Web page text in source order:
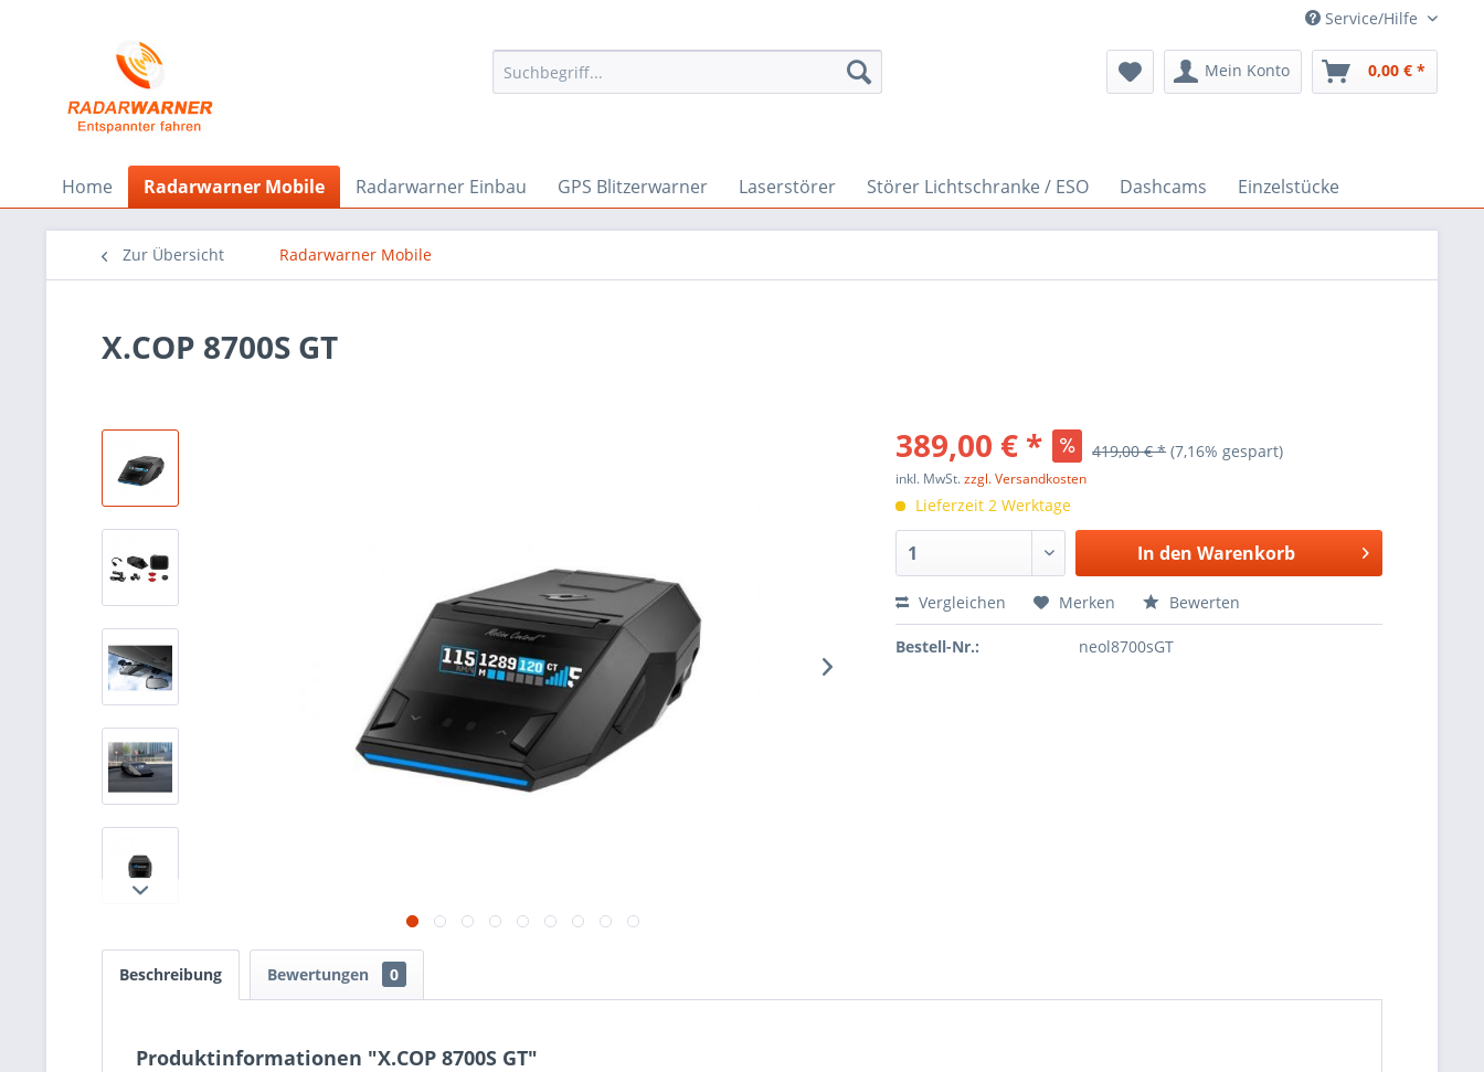
Service/Hilfe
Mein Konto 0,00 € *
Home Radarwarner Mobile Radarwarner Einbau GPS Blitzerwarner Laserstörer Störer Lichtschranke / ESO Dashcams Einzelstücke
Zur Übersicht Radarwarner Mobile
X.COP 8700S GT
389,00 € * 419,00 € * (7,16% gespart)
inkl. MwSt.zzgl. Versandkosten
Lieferzeit 2 Werktage
In den Warenkorb
Vergleichen Merken Bewerten
Bestell-Nr.: neol8700sGT
Beschreibung Bewertungen 0
Produktinformationen "X.COP 8700S GT"